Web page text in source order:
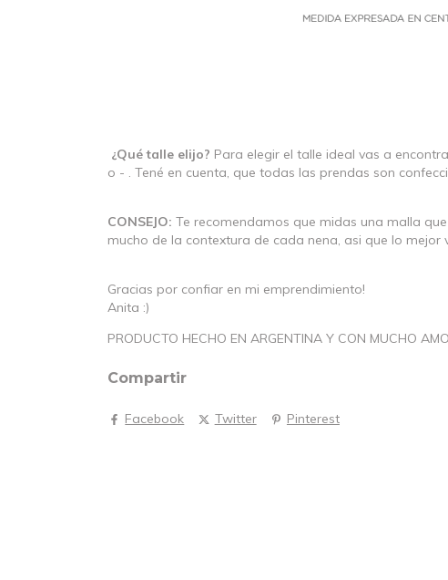
¿Qué talle elijo? Para elegir el talle ideal vas a
o - . Tené en cuenta, que todas las prendas son
CONSEJO: Te recomendamos que midas una malla
mucho de la contextura de cada nena, asi que lo
Gracias por confiar en mi emprendimiento!
Anita :)
PRODUCTO HECHO EN ARGENTINA Y CON MUCHO
Compartir
Facebook Twitter Pinterest